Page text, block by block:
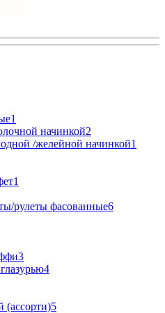
1
начинкой2
/желейной начинкой1
1
рулеты фасованные6
3
4
(ассорти)5